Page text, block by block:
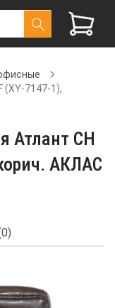
(XY-7147-1),
Атлант CH
АКЛАС